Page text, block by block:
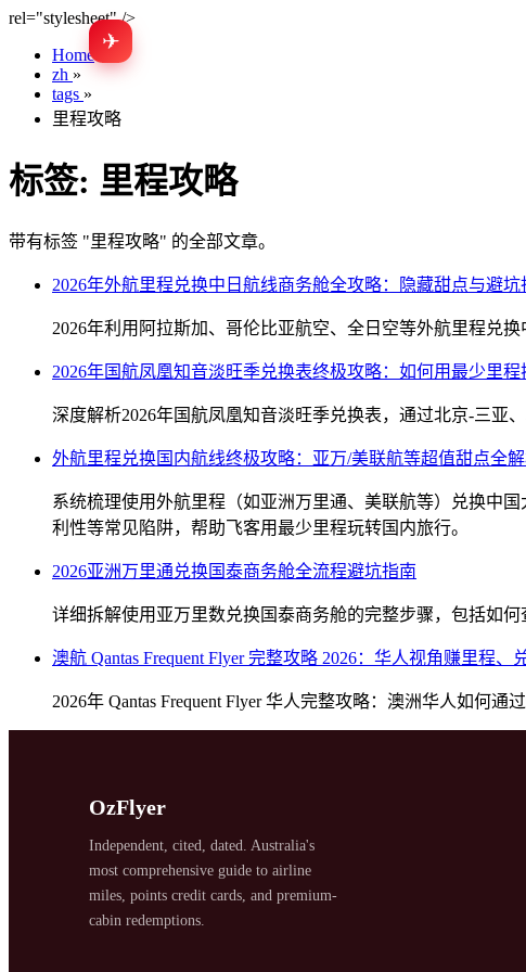
rel="stylesheet" />
✈
SYDNEY · INDEPENDENT · EST. 2026
Home
zh »
tags »
里程攻略
标签: 里程攻略
带有标签 "里程攻略" 的全部文章。
2026年外航里程兑换中日航线商务舱全攻略：隐藏甜点与避坑
2026年利用阿拉斯加、哥伦比亚航空、全日空等外航里程兑
2026年国航凤凰知音淡旺季兑换表终极攻略：如何用最少里
深度解析2026年国航凤凰知音淡旺季兑换表，通过北京-三亚
外航里程兑换国内航线终极攻略：亚万/美联航等超值甜点全
系统梳理使用外航里程（如亚洲万里通、美联航等）兑换中
利性等常见陷阱，帮助飞客用最少里程玩转国内旅行。
2026亚洲万里通兑换国泰商务舱全流程避坑指南
详细拆解使用亚万里数兑换国泰商务舱的完整步骤，包括如
澳航 Qantas Frequent Flyer 完整攻略 2026：华人视角赚里程、
2026年 Qantas Frequent Flyer 华人完整攻略：澳洲华人如何
OzFlyer
Independent, cited, dated. Australia's
most comprehensive guide to airline
miles, points credit cards, and premium-
cabin redemptions.